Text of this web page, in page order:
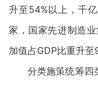
升至54%以上，千
家，国家先进制造
加值占GDP比重升至
分类施策统筹四